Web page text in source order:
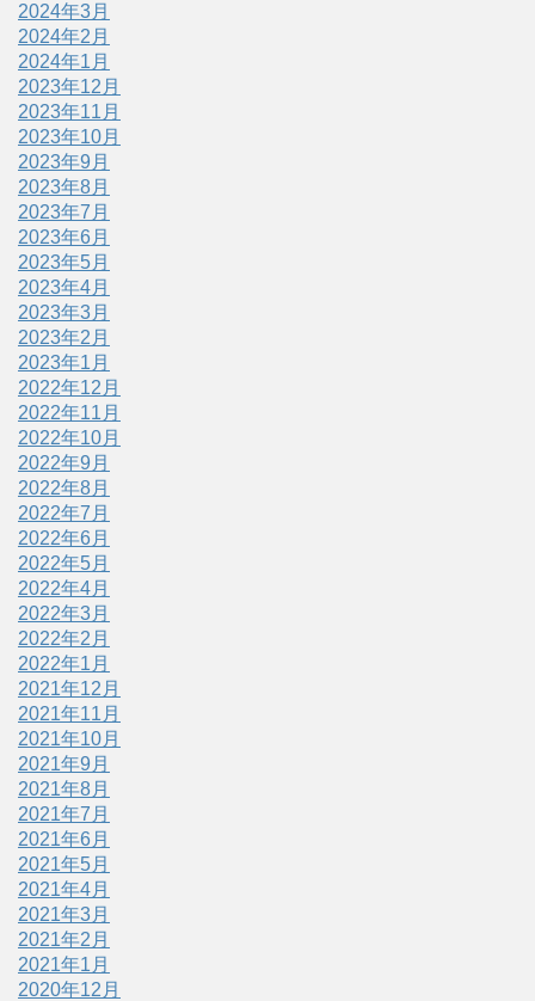
2024年3月
2024年2月
2024年1月
2023年12月
2023年11月
2023年10月
2023年9月
2023年8月
2023年7月
2023年6月
2023年5月
2023年4月
2023年3月
2023年2月
2023年1月
2022年12月
2022年11月
2022年10月
2022年9月
2022年8月
2022年7月
2022年6月
2022年5月
2022年4月
2022年3月
2022年2月
2022年1月
2021年12月
2021年11月
2021年10月
2021年9月
2021年8月
2021年7月
2021年6月
2021年5月
2021年4月
2021年3月
2021年2月
2021年1月
2020年12月